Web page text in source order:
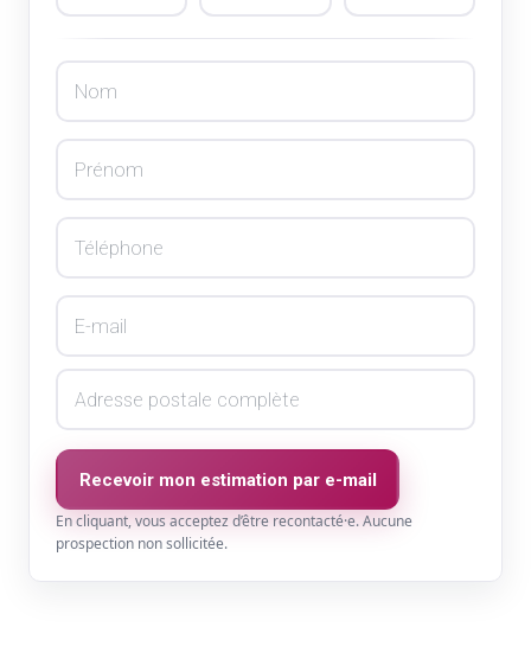
Recevoir mon estimation par e-mail
En cliquant, vous acceptez d’être recontacté·e. Aucune
prospection non sollicitée.